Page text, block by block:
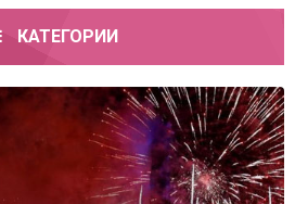
КАТЕГОРИИ